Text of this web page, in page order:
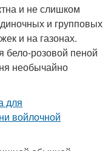
и не слишком
и групповых
и на газонах.
бело-розовой пеной
необычайно